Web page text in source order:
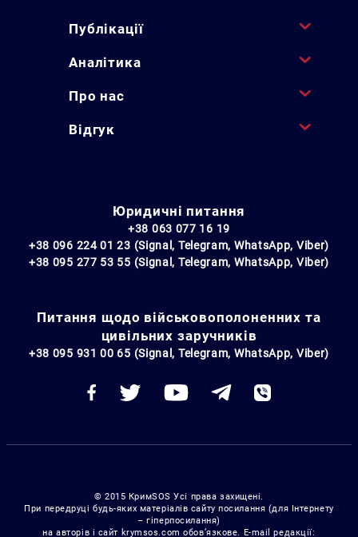
Публікації
Аналітика
Про нас
Відгук
Юридичні питання
+38 063 077 16 19
+38 096 224 01 23 (Signal, Telegram, WhatsApp, Viber)
+38 095 277 53 55 (Signal, Telegram, WhatsApp, Viber)
Питання щодо військовополоненних та
цивільних заручників
+38 095 931 00 65 (Signal, Telegram, WhatsApp, Viber)
© 2015 КримSOS Усі права захищені.
При передруці будь-яких матеріалів сайту посилання (для Інтернету
– гіперпосилання)
на авторів і сайт krymsos.com обов’язкове. E-mail редакції: